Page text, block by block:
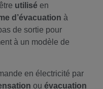
utilisé en
d’évacuation à
de sortie pour
à un modèle de
en électricité par
ou évacuation